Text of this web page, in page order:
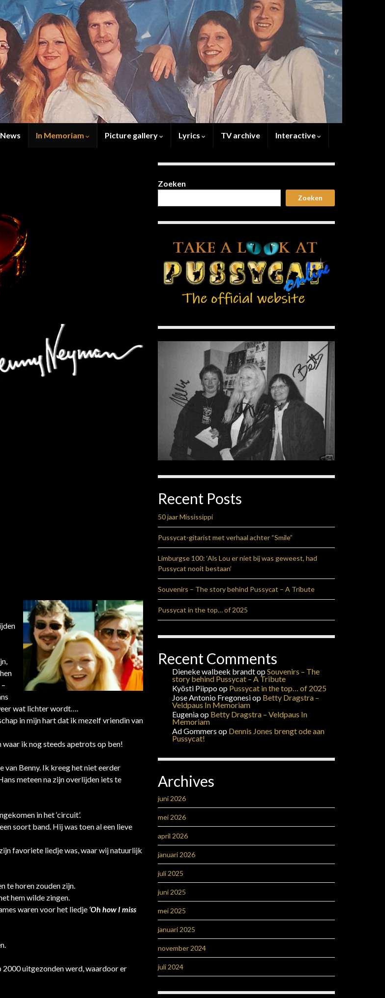
News In Memoriam Picture gallery Lyrics TV archive Interactive
wat lichter wordt….
in mijn hart dat ik mezelf vriendin van
ik nog steeds apetrots op ben!
van Benny. Ik kreeg het niet eerder
meteen na zijn overlijden iets te
in het ‘circuit’.
soort band. Hij was toen al een lieve
favoriete liedje was, waar wij natuurlijk
te horen zouden zijn.
hem wilde zingen.
waren voor het liedje ‘Oh how I miss
2000 uitgezonden werd, waardoor er
Zoeken
Zoeken
Recent Posts
50 jaar Mississippi
Pussycat-gitarist met verhaal achter “Smile”
Limburgse 100: ‘Als Lou er niet bij was geweest, had
Pussycat nooit bestaan’
Souvenirs – The story behind Pussycat – A Tribute
Pussycat in the top… of 2025
Recent Comments
Dieneke walbeek brandtopSouvenirs – The
story behind Pussycat – A Tribute
Kyösti Piippoop Pussycat in the top… of 2025
Jose Antonio Fregonesiop Betty Dragstra –
Veldpaus In Memoriam
Eugeniaop Betty Dragstra – Veldpaus In
Memoriam
Ad Gommers op Dennis Jones brengt ode aan
Pussycat!
Archives
juni 2026
mei 2026
april 2026
januari 2026
juli 2025
juni 2025
mei 2025
januari 2025
november 2024
juli 2024